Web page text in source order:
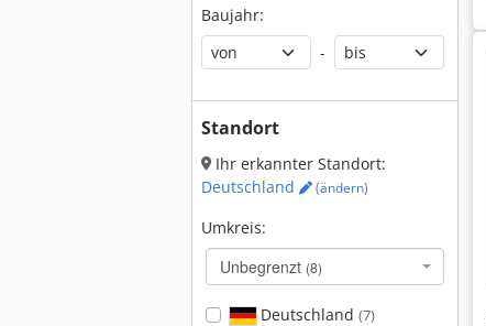
Baujahr:
-
Standort
Ihr erkannter Standort:
Deutschland
(ändern)
Umkreis:
Unbegrenzt (8)
Deutschland (7)